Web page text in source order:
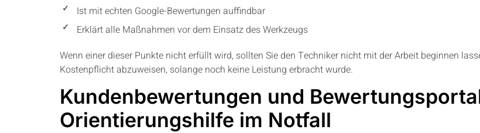
Ist mit echten Google-Bewertungen auffindbar
Erklärt alle Maßnahmen vor dem Einsatz des Werkzeugs
Wenn einer dieser Punkte nicht erfüllt wird, sollten Sie den Techniker nicht mit der Arbeit beginnen
Kostenpflicht abzuweisen, solange noch keine Leistung erbracht wurde.
Kundenbewertungen und
Orientierungshilfe im Notfall